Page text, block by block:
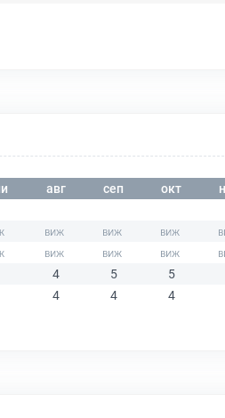
авг сеп окт
4 5 5
4
4 4